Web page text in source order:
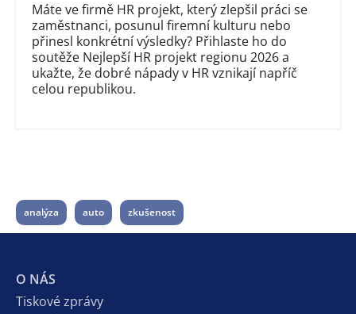
Máte ve firmě HR projekt, který zlepšil práci se
zaměstnanci, posunul firemní kulturu nebo
přinesl konkrétní výsledky? Přihlaste ho do
soutěže Nejlepší HR projekt regionu 2026 a
ukažte, že dobré nápady v HR vznikají napříč
celou republikou.
analýza auto zkušenost
O NÁS
Tiskové zprávy